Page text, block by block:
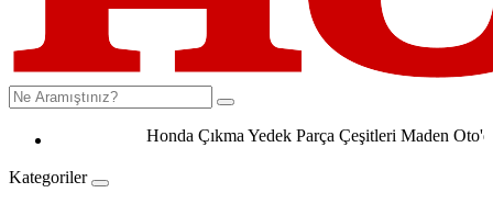
Honda Çıkma Yedek Parça Çeşitleri Maden Oto'da
Kategoriler